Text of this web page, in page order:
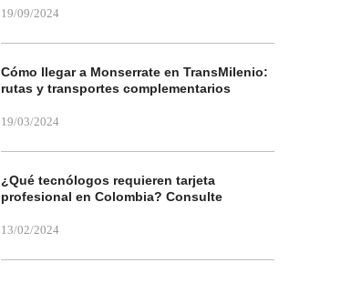
19/09/2024
Cómo llegar a Monserrate en TransMilenio:
rutas y transportes complementarios
19/03/2024
¿Qué tecnólogos requieren tarjeta
profesional en Colombia? Consulte
13/02/2024